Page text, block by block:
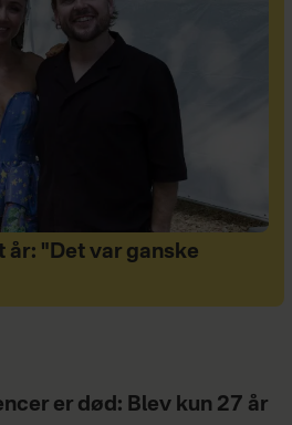
år: "Det var ganske
er død: Blev kun 27 år